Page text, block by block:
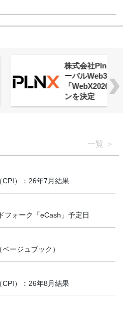
PlnX、アジア最大級のグロ
カンファレンス
」とのコラボレーショ
一覧
）：26年7月結果
フォーク「eCash」予定日
ージュブック）
）：26年8月結果